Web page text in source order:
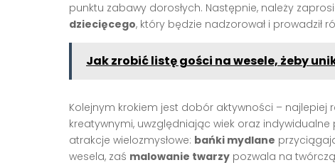
punktu zabawy dorosłych. Następnie, należy
dziecięcego, który będzie nadzorował i prowadził
Jak zrobić listę gości na wesele, żeby
Kolejnym krokiem jest dobór aktywności –
kreatywnymi, uwzględniając wiek oraz
atrakcje wielozmysłowe: bańki mydlane
wesela, zaś malowanie twarzy pozwala na